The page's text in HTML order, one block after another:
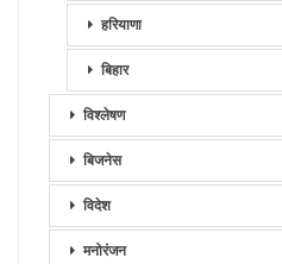
हरियाणा
बिहार
विश्लेषण
बिजनेस
विदेश
मनोरंजन